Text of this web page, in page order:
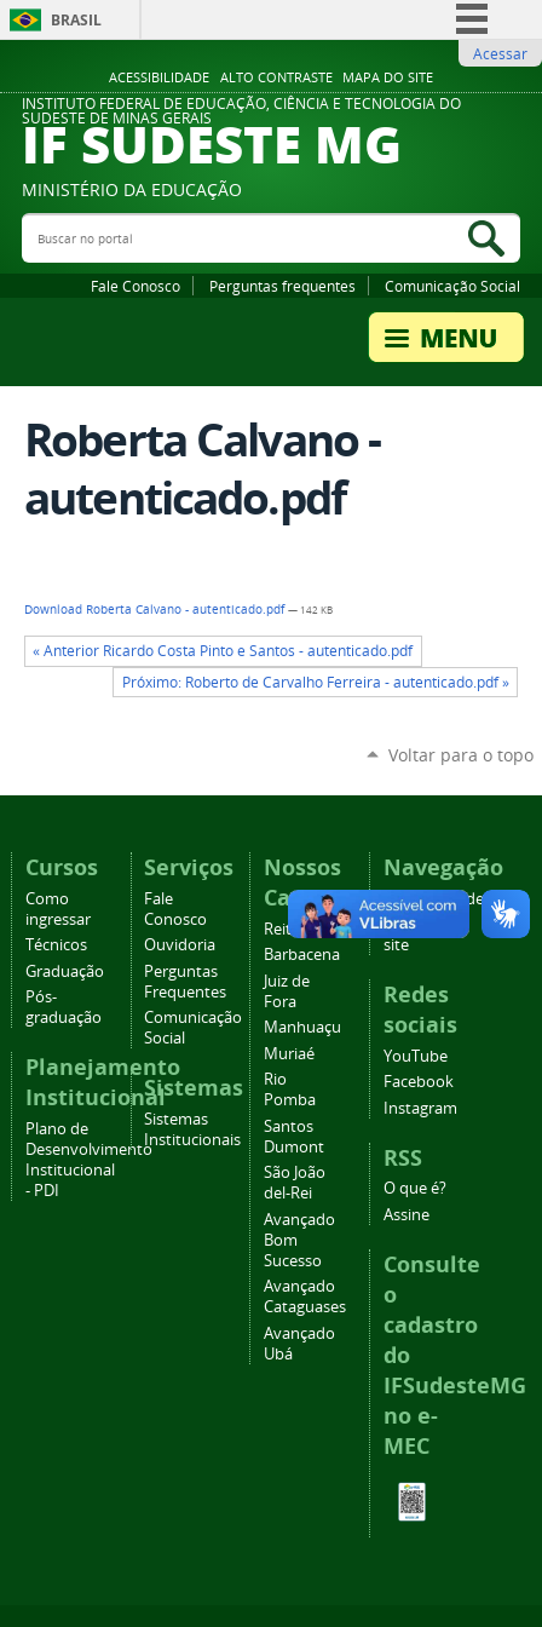
ACESSIBILIDADE ALTO CONTRASTE MAPA DO SITE
BRASIL
Comunica BR
Participe
Legislação
Acessar
INSTITUTO FEDERAL DE EDUCAÇÃO, CIÊNCIA E TECNOLOGIA DO
SUDESTE DE MINAS GERAIS
IF SUDESTE MG
MINISTÉRIO DA EDUCAÇÃO
Buscar no portal
Fale Conosco Perguntas frequentes Comunicação Social
Roberta Calvano -
autenticado.pdf
Download Roberta Calvano - autenticado.pdf— 142 KB
« Anterior Ricardo Costa Pinto e Santos - autenticado.pdf
Próximo: Roberto de Carvalho Ferreira - autenticado.pdf »
Voltar para o topo
Cursos
Como
ingressar
Técnicos
Graduação
Pós-
graduação
Planejamento
Institucional
Plano de
Desenvolvimento
Institucional
- PDI
Serviços
Fale
Conosco
Ouvidoria
Perguntas
Frequentes
Comunicação
Social
Sistemas
Sistemas
Institucionais
Nossos
Campi
Reitoria
Barbacena
Juiz de
Fora
Manhuaçu
Muriaé
Rio
Pomba
Santos
Dumont
São João
del-Rei
Avançado
Bom
Sucesso
Avançado
Cataguases
Avançado
Ubá
Navegação
Acessibilidade
Mapa do
site
Redes
sociais
YouTube
Facebook
Instagram
RSS
O que é?
Assine
Consulte
o
cadastro
do
IFSudesteMG
no e-
MEC